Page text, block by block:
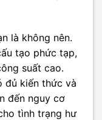
là không nên.
tạo phức tạp,
suất cao.
đủ kiến thức và
đến nguy cơ
tình trạng hư